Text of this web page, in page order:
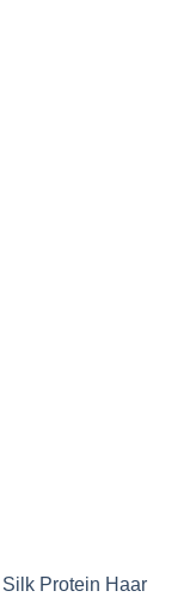
Protein Haar